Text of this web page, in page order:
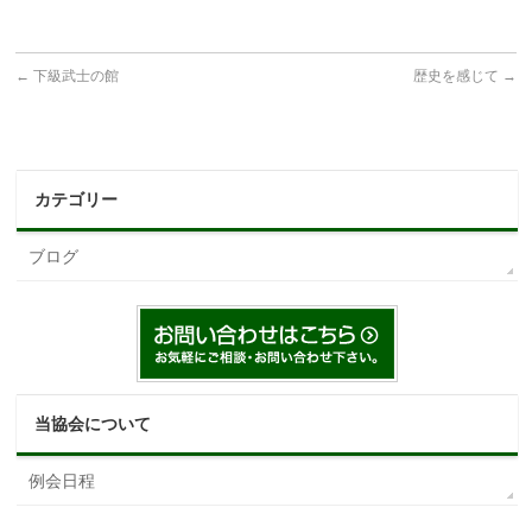
← 下級武士の館 歴史を感じて →
カテゴリー
ブログ
当協会について
例会日程